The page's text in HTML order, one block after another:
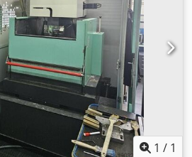
la machine : environ 1,5 tonne
: 11 kVA Selon notre
en bon état d'occasion et peut
sur rendez-vous. Les
les dispositifs de fixation
ne sont inclus dans la livraison
dans les informations
et erreurs dans les
techniques réservées ! Vente
1 / 1